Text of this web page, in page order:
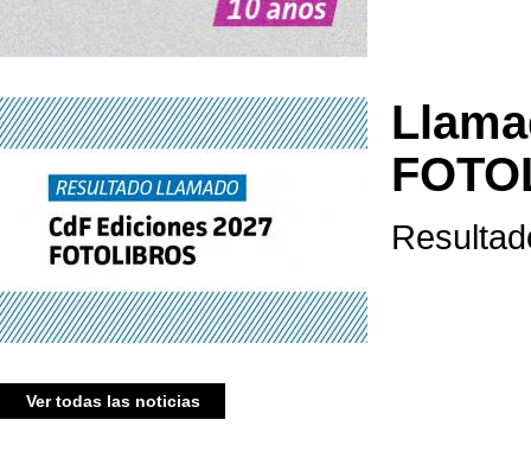
Ver todas las noticias